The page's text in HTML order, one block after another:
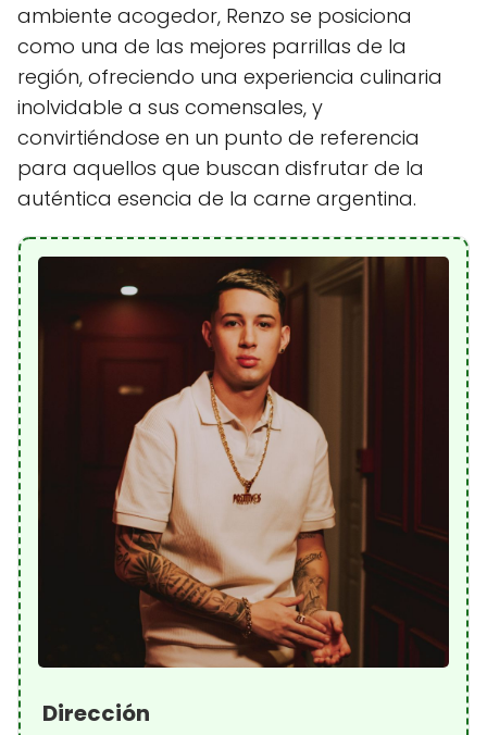
ambiente acogedor, Renzo se posiciona
como una de las mejores parrillas de la
región, ofreciendo una experiencia culinaria
inolvidable a sus comensales, y
convirtiéndose en un punto de referencia
para aquellos que buscan disfrutar de la
auténtica esencia de la carne argentina.
Dirección